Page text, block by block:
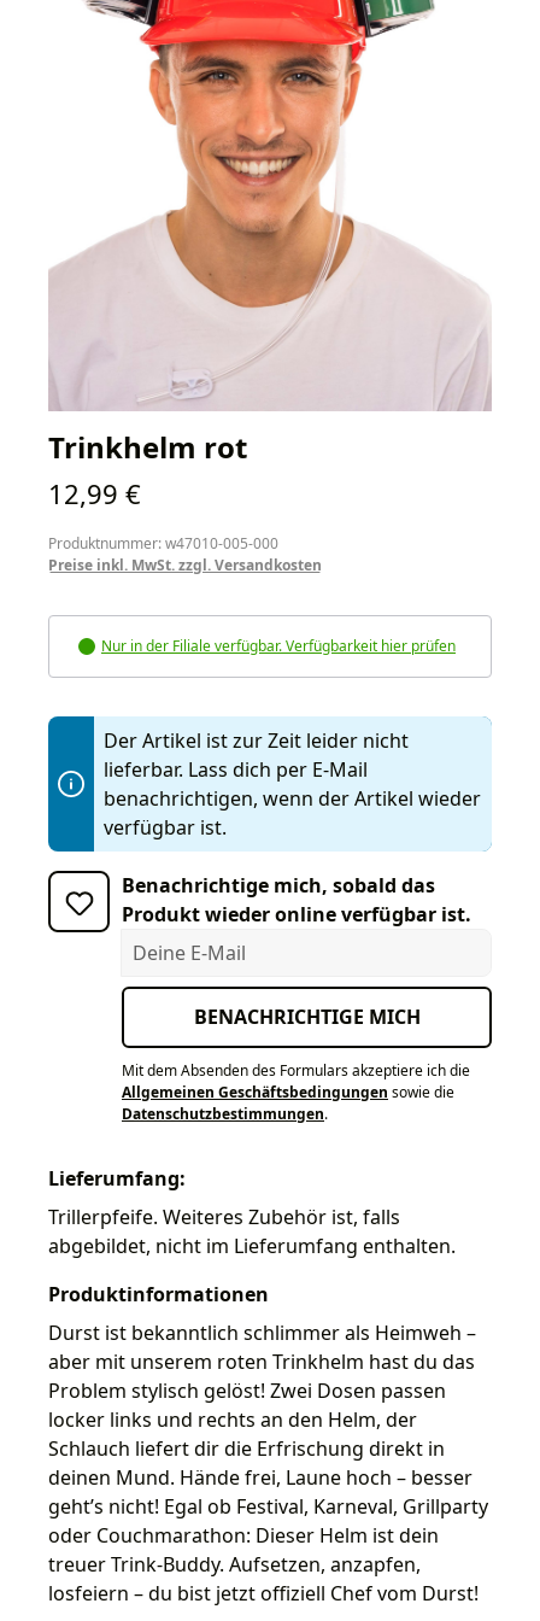
Trinkhelm rot
Regulärer Preis:
12,99 €
Produktnummer: w47010-005-000
Preise inkl. MwSt. zzgl. Versandkosten
Nur in der Filiale verfügbar. Verfügbarkeit hier prüfen
Der Artikel ist zur Zeit leider nicht
lieferbar. Lass dich per E-Mail
benachrichtigen, wenn der Artikel wieder
verfügbar ist.
Benachrichtige mich, sobald das
Produkt wieder online verfügbar ist.
Deine E-Mail
BENACHRICHTIGE MICH
Mit dem Absenden des Formulars akzeptiere ich die
Allgemeinen Geschäftsbedingungen sowie die
Datenschutzbestimmungen.
Lieferumfang:
Trillerpfeife. Weiteres Zubehör ist, falls
abgebildet, nicht im Lieferumfang enthalten.
Produktinformationen
Durst ist bekanntlich schlimmer als Heimweh –
aber mit unserem roten Trinkhelm hast du das
Problem stylisch gelöst! Zwei Dosen passen
locker links und rechts an den Helm, der
Schlauch liefert dir die Erfrischung direkt in
deinen Mund. Hände frei, Laune hoch – besser
geht’s nicht! Egal ob Festival, Karneval, Grillparty
oder Couchmarathon: Dieser Helm ist dein
treuer Trink-Buddy. Aufsetzen, anzapfen,
losfeiern – du bist jetzt offiziell Chef vom Durst!